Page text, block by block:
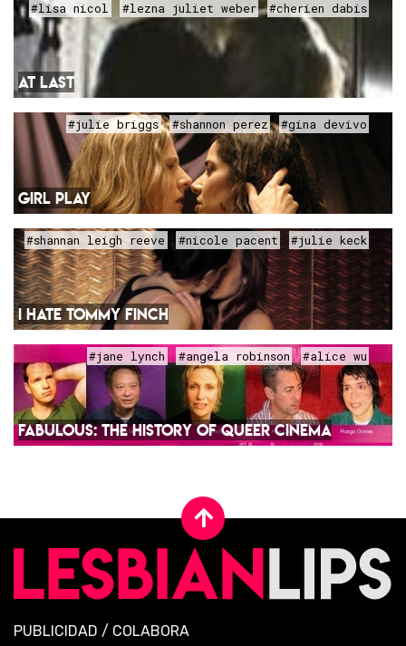
#lisa nicol #lezna juliet weber #cherien dabis
AT LAST
#julie briggs #shannon perez #gina devivo
GIRL PLAY
#shannan leigh reeve #nicole pacent #julie keck
I HATE TOMMY FINCH
#jane lynch #angela robinson #alice wu
FABULOUS: THE HISTORY OF QUEER CINEMA
PUBLICIDAD / COLABORA